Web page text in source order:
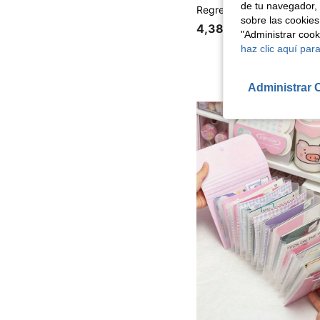
4,38€
de tu
sobre las
"Administrar
haz clic aquí
Administrar